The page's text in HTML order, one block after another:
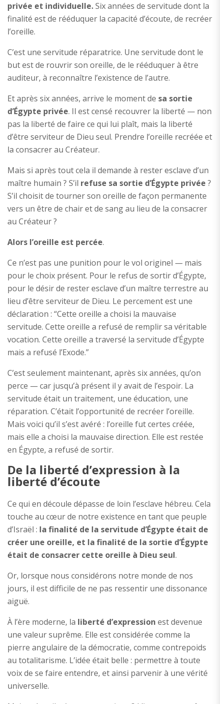
privée et individuelle.Six années de servitude dont la
finalité est de rééduquer la capacité d’écoute, de recréer
l’oreille.
C’est une servitude réparatrice. Une servitude dont le
but est de rouvrir son oreille, de le rééduquer à être
auditeur, à reconnaître l’existence de l’autre.
Et après six années, arrive le moment de sa sortie
d’Égypte privée. Il est censé recouvrer la liberté — non
pas la liberté de faire ce qui lui plaît, mais la liberté
d’être serviteur de Dieu seul. Prendre l’oreille recréée et
la consacrer au Créateur.
Mais si après tout cela il demande à rester esclave d’un
maître humain ? S’il refuse sa sortie d’Égypte privée ?
S’il choisit de tourner son oreille de façon permanente
vers un être de chair et de sang au lieu de la consacrer
au Créateur ?
Alors l’oreille est percée.
Ce n’est pas une punition pour le vol originel — mais
pour le choix présent. Pour le refus de sortir d’Égypte,
pour le désir de rester esclave d’un maître terrestre au
lieu d’être serviteur de Dieu. Le percement est une
déclaration : “Cette oreille a choisi la mauvaise
servitude. Cette oreille a refusé de remplir sa véritable
vocation. Cette oreille a traversé la servitude d’Égypte
mais a refusé l’Exode.”
C’est seulement maintenant, après six années, qu’on
perce — car jusqu’à présent il y avait de l’espoir. La
servitude était un traitement, une éducation, une
réparation. C’était l’opportunité de recréer l’oreille.
Mais voici qu’il s’est avéré : l’oreille fut certes créée,
mais elle a choisi la mauvaise direction. Elle est restée
en Égypte, a refusé de sortir.
De la liberté d’expression à la
liberté d’écoute
Ce qui en découle dépasse de loin l’esclave hébreu. Cela
touche au cœur de notre existence en tant que peuple
d’Israël : la finalité de la servitude d’Égypte était de
créer une oreille, et la finalité de la sortie d’Égypte
était de consacrer cette oreille à Dieu seul.
Or, lorsque nous considérons notre monde de nos
jours, il est difficile de ne pas ressentir une dissonance
aiguë.
À l’ère moderne, la liberté d’expression est devenue
une valeur suprême. Elle est considérée comme la
pierre angulaire de la démocratie, comme contrepoids
au totalitarisme. L’idée était belle : permettre à toute
voix de se faire entendre, et ainsi parvenir à une vérité
universelle.